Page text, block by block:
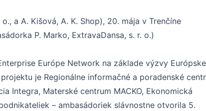
a A. Kišová, A. K. Shop), 20. mája v Trenčíne
P. Marko, ExtravaDansa, s. r. o.)
Európe Network na základe výzvy
je Regionálne informačné a poradenské
Integra, Materské centrum MACKO, Ekonomická
– ambasádoriek slávnostne otvorila 5.